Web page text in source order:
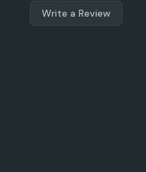
Write a Review